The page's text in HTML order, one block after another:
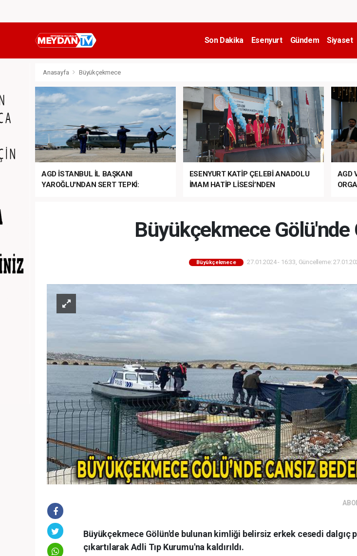
Son Dakika Esenyurt Gündem Siyaset
Anasayfa Büyükçekmece
AGD İSTANBUL İL BAŞKANI
YAROĞLU'NDAN SERT TEPKİ:
ESENYURT KATİP ÇELEBİ ANADOLU
İMAM HATİP LİSESİ’NDEN
AGD
Büyükçekmece Gölü'nde
Büyükçekmece 27.01.2024 - 16:33, Güncelleme:
Büyükçekmece Gölün'de bulunan kimliği belirsiz erkek cesedi dalgıç
çıkartılarak Adli Tıp Kurumu'na kaldırıldı.